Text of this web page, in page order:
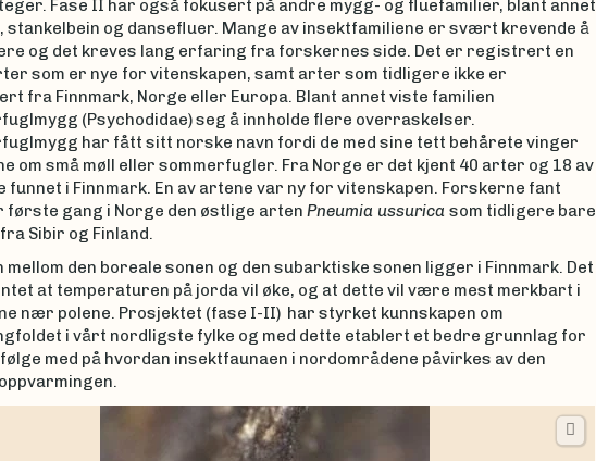
Fase II har også fokusert på andre mygg- og fluefamilier, blant annet
stankelbein og dansefluer. Mange av insektfamiliene er svært krevende å
og det kreves lang erfaring fra forskernes side. Det er registrert en
som er nye for vitenskapen, samt arter som tidligere ikke er
fra Finnmark, Norge eller Europa. Blant annet viste familien
(Psychodidae) seg å innholde flere overraskelser.
har fått sitt norske navn fordi de med sine tett behårete vinger
om små møll eller sommerfugler. Fra Norge er det kjent 40 arter og 18 av
funnet i Finnmark. En av artene var ny for vitenskapen. Forskerne fant
første gang i Norge den østlige arten Pneumia ussurica som tidligere bare
Sibir og Finland.
mellom den boreale sonen og den subarktiske sonen ligger i Finnmark. Det
at temperaturen på jorda vil øke, og at dette vil være mest merkbart i
nær polene. Prosjektet (fase I-II) har styrket kunnskapen om
i vårt nordligste fylke og med dette etablert et bedre grunnlag for
med på hvordan insektfaunaen i nordområdene påvirkes av den